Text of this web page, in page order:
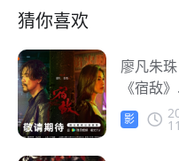
猜你喜欢
廖凡朱珠
《宿敌
档CCTV-
腾讯视
影